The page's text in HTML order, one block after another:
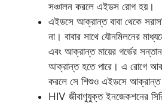
সঞ্চালন করলে এইডস রোগ হয়।
এইডসে আক্রান্ত বাবা থেকে
না। বাবার সাথে যৌনমিলনের
এবং আক্রান্ত মায়ের গর্ভের
আক্রান্ত হতে পারে। এ রোগে
করলে সে শিশুও এইডসে আক্রান্ত
HIV জীবাণুযুক্ত ইনজেকশনের